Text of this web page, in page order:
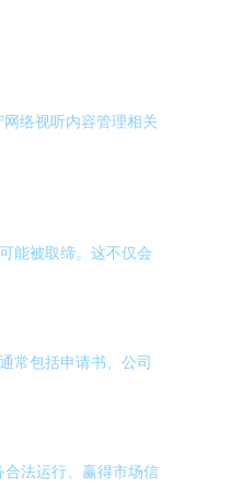
络视听内容管理相关
能被取缔。这不仅会
常包括申请书、公司
合法运行、赢得市场信